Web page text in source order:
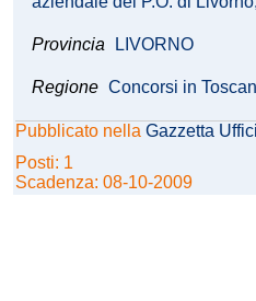
Provincia LIVORNO
Regione Concorsi in
Pubblicato nella Gazzetta
Posti: 1
Scadenza: 08-10-2009